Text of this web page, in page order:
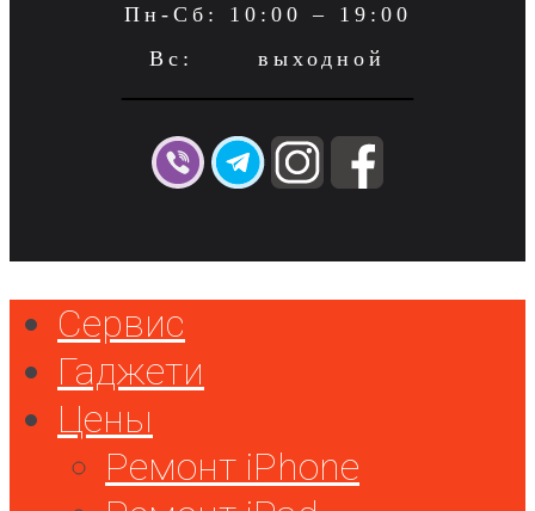
Пн-Сб: 10:00 – 19:00
Вс: выходной
Сервис
Гаджети
Цены
Ремонт iPhone